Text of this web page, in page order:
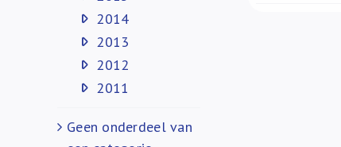
2014
2013
2012
2011
Geen onderdeel van